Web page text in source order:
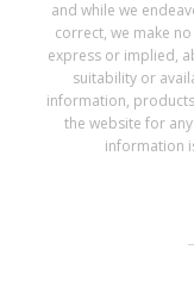
and while we
correct, we make
express or implied,
suitability or
information,
the website for
information